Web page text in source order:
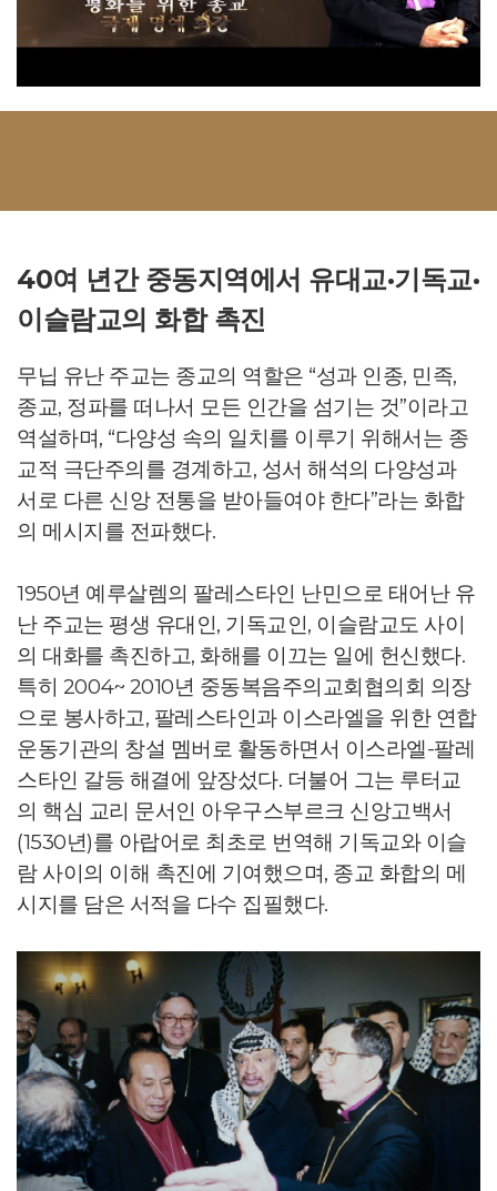
40여 년간 중동지역에서 유대교·기독교·
이슬람교의 화합 촉진
무닙 유난 주교는 종교의 역할은 “성과 인종, 민족,
종교, 정파를 떠나서 모든 인간을 섬기는 것”이라고
역설하며, “다양성 속의 일치를 이루기 위해서는 종
교적 극단주의를 경계하고, 성서 해석의 다양성과
서로 다른 신앙 전통을 받아들여야 한다”라는 화합
의 메시지를 전파했다.
1950년 예루살렘의 팔레스타인 난민으로 태어난 유
난 주교는 평생 유대인, 기독교인, 이슬람교도 사이
의 대화를 촉진하고, 화해를 이끄는 일에 헌신했다.
특히 2004~ 2010년 중동복음주의교회협의회 의장
으로 봉사하고, 팔레스타인과 이스라엘을 위한 연합
운동기관의 창설 멤버로 활동하면서 이스라엘-팔레
스타인 갈등 해결에 앞장섰다. 더불어 그는 루터교
의 핵심 교리 문서인 아우구스부르크 신앙고백서
(1530년)를 아랍어로 최초로 번역해 기독교와 이슬
람 사이의 이해 촉진에 기여했으며, 종교 화합의 메
시지를 담은 서적을 다수 집필했다.